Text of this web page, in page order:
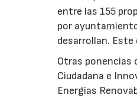
entre las 155
por
desarrollan. Este
Otras ponencias
Ciudadana e
Energías